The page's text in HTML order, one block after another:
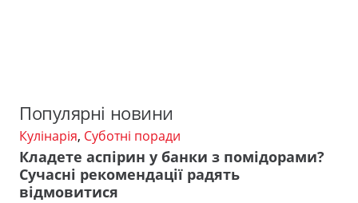
Популярні новини
Кулінарія, Суботні поради
Кладете аспірин у банки з помідорами?
Сучасні рекомендації радять
відмовитися